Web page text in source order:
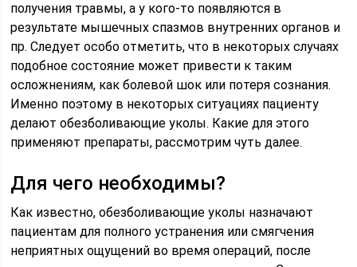
получения травмы, а у кого-то появляются в
результате мышечных спазмов внутренних органов и
пр. Следует особо отметить, что в некоторых случаях
подобное состояние может привести к таким
осложнениям, как болевой шок или потеря сознания.
Именно поэтому в некоторых ситуациях пациенту
делают обезболивающие уколы. Какие для этого
применяют препараты, рассмотрим чуть далее.
Для чего необходимы?
Как известно, обезболивающие уколы назначают
пациентам для полного устранения или смягчения
неприятных ощущений во время операций, после